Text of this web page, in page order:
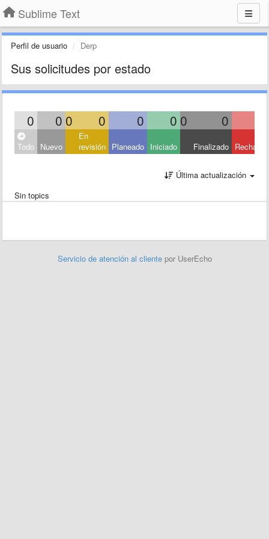
Sublime Text
Perfil de usuario Derp
Sus solicitudes por estado
0 0 0 0 0 0 0 0
Todo Nuevo
En
revisión Planeado Iniciado Finalizado
Última actualización
Sin topics
Servicio de atención al cliente por UserEcho